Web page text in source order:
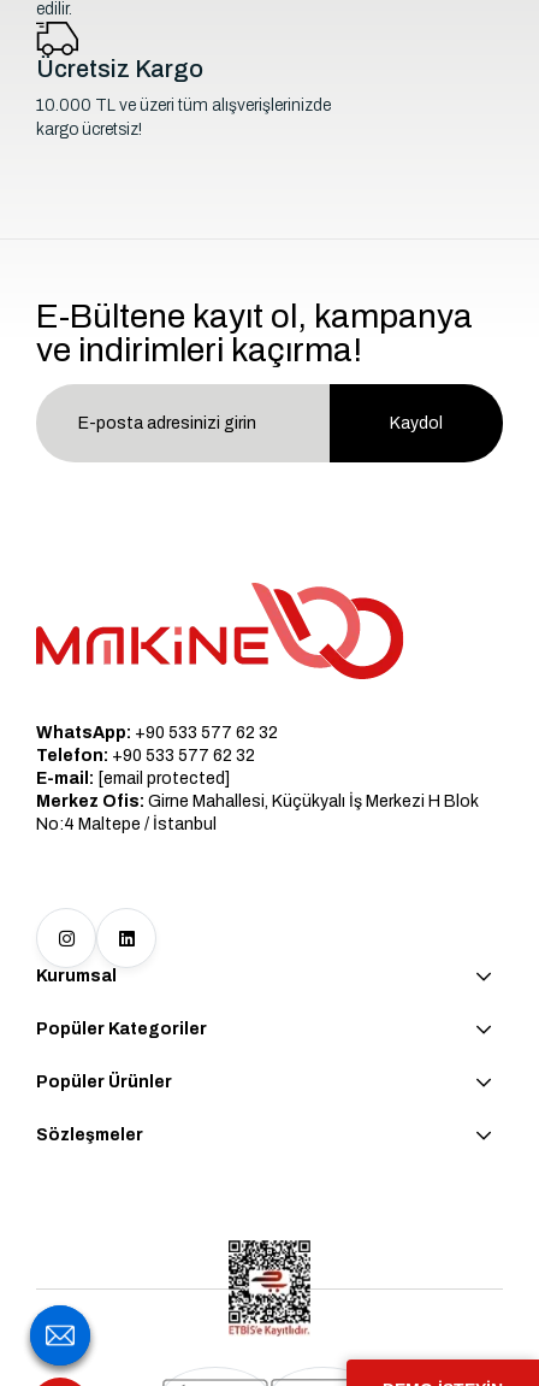
edilir.
Ücretsiz Kargo
10.000 TL ve üzeri tüm alışverişlerinizde
kargo ücretsiz!
E-Bültene kayıt ol, kampanya
ve indirimleri kaçırma!
Kaydol
WhatsApp: +90 533 577 62 32
Telefon: +90 533 577 62 32
E-mail: [email protected]
Merkez Ofis: Girne Mahallesi, Küçükyalı İş Merkezi H Blok
No:4 Maltepe / İstanbul
Kurumsal
Popüler Kategoriler
Popüler Ürünler
Sözleşmeler